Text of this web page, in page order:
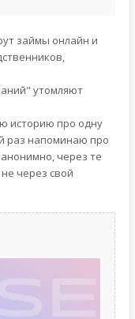
займы онлайн и
утомляют
историю про одну
раз напоминаю про
через те
через свой